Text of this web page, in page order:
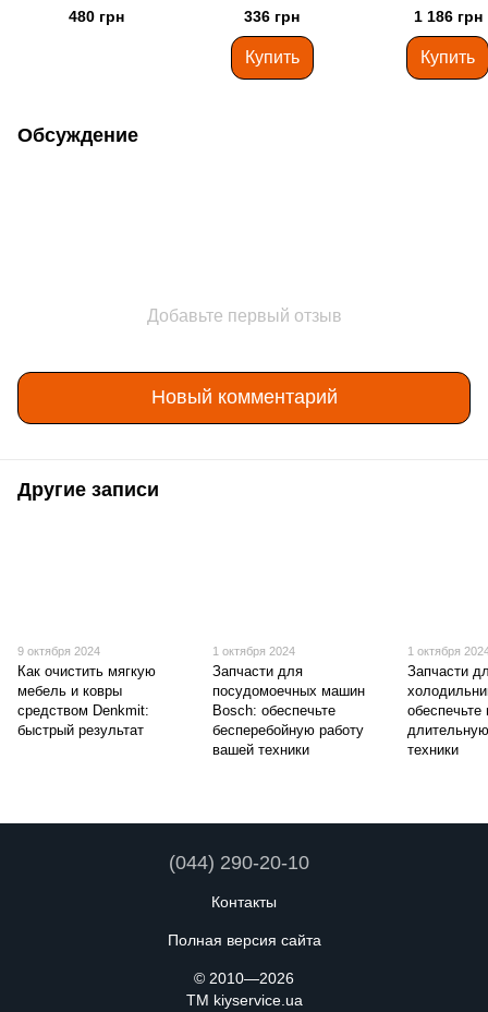
00311864, 18 г
480 грн 336 грн
Купить
(2 шт)
Krups
1 186 грн
Купить
Обсуждение
Добавьте первый отзыв
Новый комментарий
Другие записи
9 октября 2024
Как очистить мягкую
мебель и ковры
средством Denkmit:
быстрый результат
1 октября 2024
Запчасти для
посудомоечных машин
Bosch: обеспечьте
бесперебойную работу
вашей техники
1 октября
Запчасти
техники
(044) 290-20-10
Контакты
Полная версия сайта
© 2010—2026
TM kiyservice.ua